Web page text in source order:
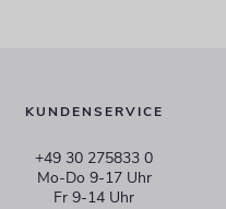
KUNDENSERVICE
+49 30 275833 0
Mo-Do 9-17 Uhr
Fr 9-14 Uhr